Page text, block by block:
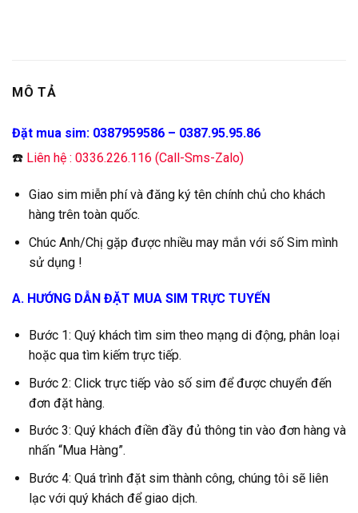
MÔ TẢ
Đặt mua sim: 0387959586 – 0387.95.95.86
☎️ Liên hệ : 0336.226.116 (Call-Sms-Zalo)
Giao sim miễn phí và đăng ký tên chính chủ cho khách
hàng trên toàn quốc.
Chúc Anh/Chị gặp được nhiều may mắn với số Sim mình
sử dụng !
A. HƯỚNG DẪN ĐẶT MUA SIM TRỰC TUYẾN
Bước 1: Quý khách tìm sim theo mạng di động, phân loại
hoặc qua tìm kiếm trực tiếp.
Bước 2: Click trực tiếp vào số sim để được chuyển đến
đơn đặt hàng.
Bước 3: Quý khách điền đầy đủ thông tin vào đơn hàng và
nhấn “Mua Hàng”.
Bước 4: Quá trình đặt sim thành công, chúng tôi sẽ liên
lạc với quý khách để giao dịch.